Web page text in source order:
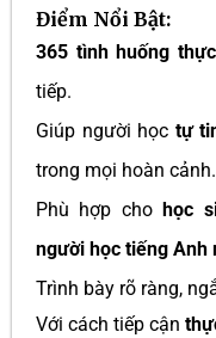
Điểm Nổi Bật:
365 tình huống
tiếp.
Giúp người học tự
trong mọi hoàn cảnh.
Phù hợp chohọc
người học tiếng Anh
Trình bày rõ ràng,
Với cách tiếp cận